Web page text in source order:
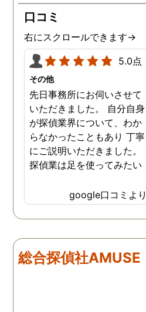
口コミ
右にスクロールできます→
5.0点
その他
先日事務所にお伺いさせて
いただきました。 自分自身
が探偵業界について、わか
らなかったこともあり 丁寧
にご説明いただきました。
探偵業は足を使ってみたい
SNSなどの知識も豊富で、
色んな視点から対応されて
います。 他の口コミにもあ
金が安く明確で親身になっ
て対応いただける探偵さん
google口コミより
総合探偵社AMUSE